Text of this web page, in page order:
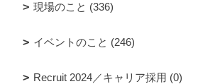
現場のこと (336)
イベントのこと (246)
Recruit 2024／キャリア採用 (0)